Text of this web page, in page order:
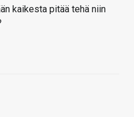
kaikesta pitää tehä niin